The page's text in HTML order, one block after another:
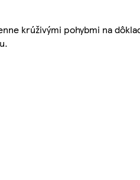
krúživými pohybmi na